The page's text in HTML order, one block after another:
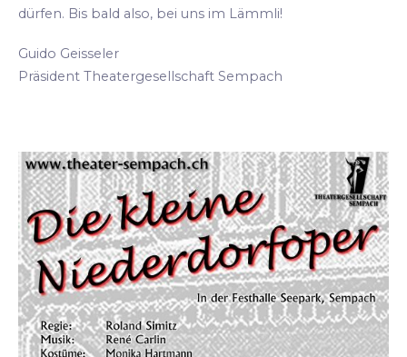
dürfen. Bis bald also, bei uns im Lämmli!
Guido Geisseler
Präsident Theatergesellschaft Sempach